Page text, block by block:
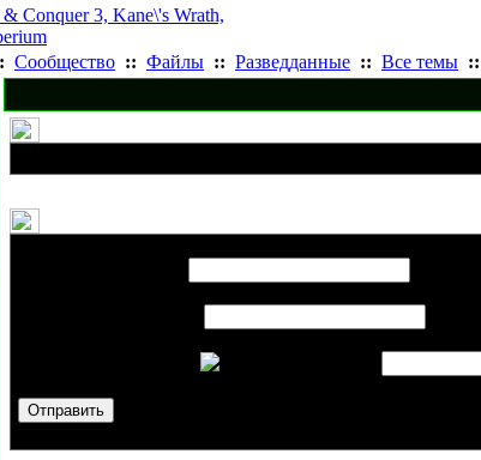
Сообщество :: Файлы :: Разведданные :: Все темы ::